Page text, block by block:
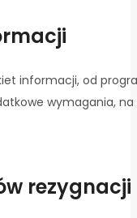
informacji, od
wymagania, na
rezygnacji